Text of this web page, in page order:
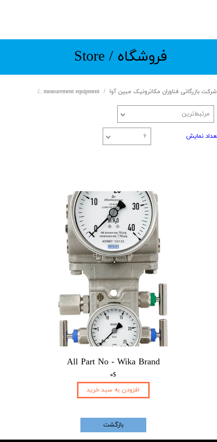
​​​فروشگاه / Store
شرکت بازرگانی فناوران مکاترونیک مبین آوا measurement equipment
مرتبط‌ترین
نمایش ۶
All Part No - Wika Brand
۰$
افزودن به سبد خرید
بازگشت